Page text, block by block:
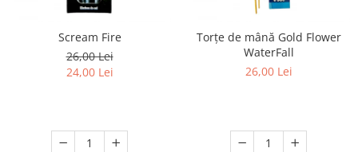
Scream Fire
26,00 Lei
24,00 Lei
Torțe de mână Gold Flower
WaterFall
26,00 Lei